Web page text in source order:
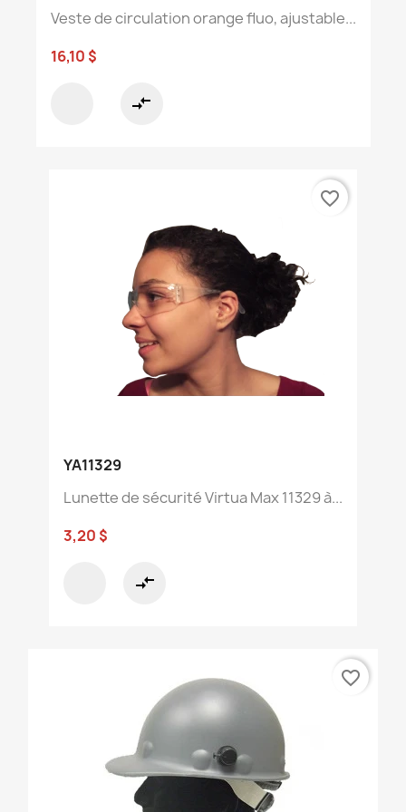
Veste de circulation orange fluo, ajustable...
16,10 $
compare_arrows
YA11329
Lunette de sécurité Virtua Max 11329 à...
3,20 $
compare_arrows
favorite_border
favorite_border